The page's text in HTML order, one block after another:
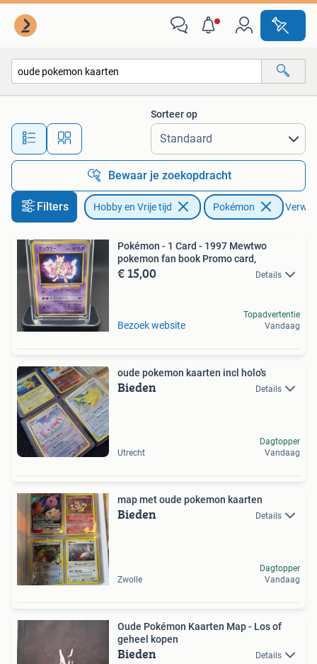
Alle afstanden…
Sorteer op
Bewaar je zoekopdracht
Filters Hobby en Vrije tijd Pokémon
Pokémon - 1 Card - 1997 Mewtwo
pokemon fan book Promo card,
€ 15,00 Details
Bezoek website
Topadvertentie
Vandaag
oude pokemon kaarten incl holo's
Bieden Details
Utrecht
Dagtopper
Vandaag
map met oude pokemon kaarten
Bieden Details
Zwolle
Dagtopper
Vandaag
Oude Pokémon Kaarten Map - Los of
geheel kopen
Bieden Details